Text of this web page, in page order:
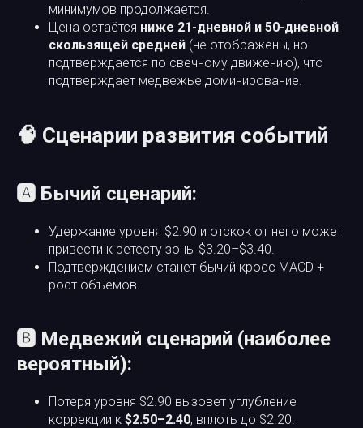
минимумов продолжается.
Цена остаётся ниже 21-дневной и 50-дневной
скользящей средней (не отображены, но
подтверждается по свечному движению), что
подтверждает медвежье доминирование.
🧠 Сценарии развития событий
🅰️ Бычий сценарий:
Удержание уровня $2.90 и отскок от него может
привести к ретесту зоны $3.20–$3.40.
Подтверждением станет бычий кросс MACD +
рост объёмов.
🅱️ Медвежий сценарий (наиболее
вероятный):
Потеря уровня $2.90 вызовет углубление
коррекции к $2.50–2.40, вплоть до $2.20.